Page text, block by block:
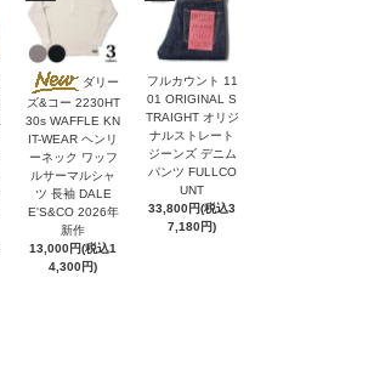
ダリー
ズ&コー 2230HT
30s WAFFLE KN
IT-WEAR ヘンリ
ーネック ワッフ
ルサーマルシャ
ツ 長袖 DALE
E'S&CO 2026年
新作
13,000円(税込1
4,300円)
フルカウント 11
01 ORIGINAL S
TRAIGHT オリジ
ナルストレート
ジーンズ デニム
パンツ FULLCO
UNT
33,800円(税込3
7,180円)